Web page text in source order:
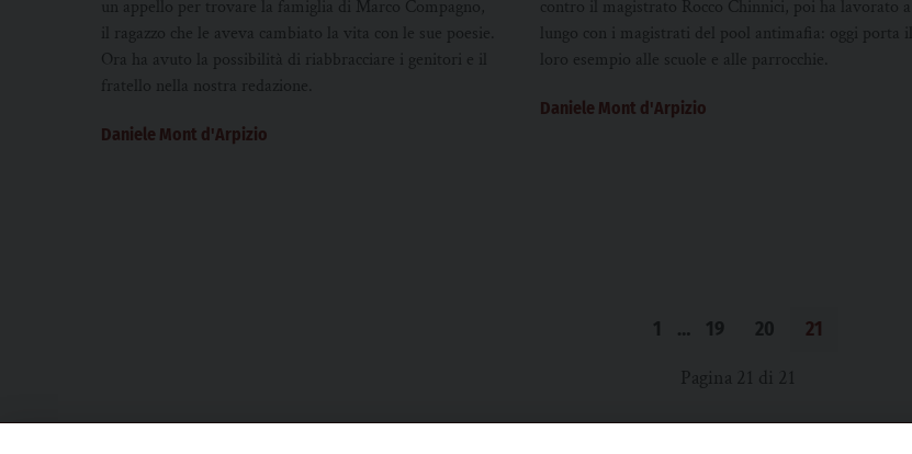
un appello per trovare la famiglia di Marco Compagno,
il ragazzo che le aveva cambiato la vita con le sue poesie.
Ora ha avuto la possibilità di riabbracciare i genitori e il
fratello nella nostra redazione.
Daniele Mont d'Arpizio
contro il magistrato Rocco Chinnici, poi ha lavorato a
lungo con i magistrati del pool antimafia: oggi porta il
loro esempio alle scuole e alle parrocchie.
Daniele Mont d'Arpizio
1 … 19 20 21
Pagina 21 di 21